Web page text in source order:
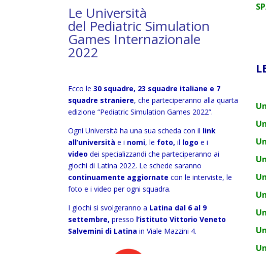
Le Università
del Pediatric Simulation
Games Internazionale
2022
Ecco le30 squadre, 23 squadre italiane e 7
squadre straniere, che parteciperanno alla quarta
edizione “Pediatric Simulation Games 2022”.
Ogni Università ha una sua scheda con il link
all’università e i nomi, le foto,il logoe i
video dei specializzandi che parteciperanno ai
giochi di Latina 2022. Le schede saranno
continuamente aggiornate con le interviste, le
foto e i video per ogni squadra.
I giochi si svolgeranno a Latina dal 6 al 9
settembre, presso l’istituto Vittorio Veneto
Salvemini di Latina in Viale Mazzini 4.